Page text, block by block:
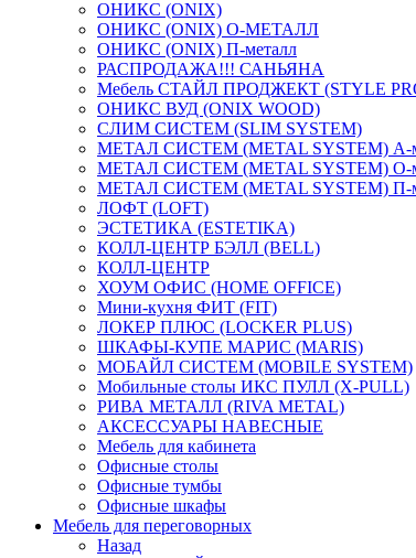
ОНИКС (ONIX)
ОНИКС (ONIX) O-МЕТАЛЛ
ОНИКС (ONIX) П-металл
РАСПРОДАЖА!!! САНЬЯНА
Мебель СТАЙЛ ПРОДЖЕКТ (STYLE
ОНИКС ВУД (ONIX WOOD)
СЛИМ СИСТЕМ (SLIM SYSTEM)
МЕТАЛ СИСТЕМ (METAL SYSTEM) А-
МЕТАЛ СИСТЕМ (METAL SYSTEM) О-
МЕТАЛ СИСТЕМ (METAL SYSTEM) П-
ЛОФТ (LOFT)
ЭСТЕТИКА (ESTETIKA)
КОЛЛ-ЦЕНТР БЭЛЛ (BELL)
КОЛЛ-ЦЕНТР
ХОУМ ОФИС (HOME OFFICE)
Мини-кухня ФИТ (FIT)
ЛОКЕР ПЛЮС (LOCKER PLUS)
ШКАФЫ-КУПЕ МАРИС (MARIS)
МОБАЙЛ СИСТЕМ (MOBILE SYSTEM)
Мобильные столы ИКС ПУЛЛ (X-PULL)
РИВА МЕТАЛЛ (RIVA METAL)
АКСЕССУАРЫ НАВЕСНЫЕ
Мебель для кабинета
Офисные столы
Офисные тумбы
Офисные шкафы
Мебель для переговорных
Назад